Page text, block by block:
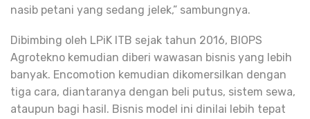
nasib petani yang sedang jelek,” sambungnya.
Dibimbing oleh LPiK ITB sejak tahun 2016, BIOPS
Agrotekno kemudian diberi wawasan bisnis yang lebih
banyak. Encomotion kemudian dikomersilkan dengan
tiga cara, diantaranya dengan beli putus, sistem sewa,
ataupun bagi hasil. Bisnis model ini dinilai lebih tepat